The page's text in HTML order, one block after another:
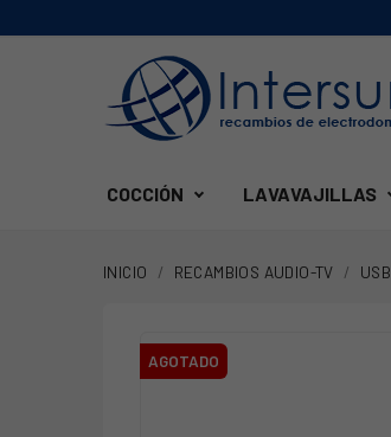
COCCIÓN LAVAVAJILLAS
INICIO RECAMBIOS AUDIO-TV USB
AGOTADO